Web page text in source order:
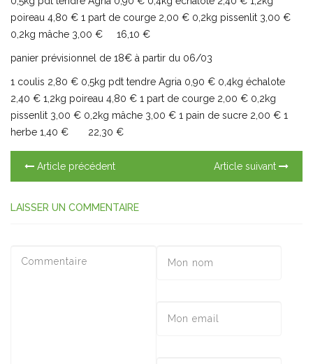
poireau 4,80 € 1 part de courge 2,00 € 0,2kg pissenlit 3,00 €
0,2kg mâche 3,00 € 16,10 €
panier prévisionnel de 18€ à partir du 06/03
1 coulis 2,80 € 0,5kg pdt tendre Agria 0,90 € 0,4kg échalote
2,40 € 1,2kg poireau 4,80 € 1 part de courge 2,00 € 0,2kg
pissenlit 3,00 € 0,2kg mâche 3,00 € 1 pain de sucre 2,00 € 1
herbe 1,40 € 22,30 €
Article précédent Article suivant
LAISSER UN COMMENTAIRE